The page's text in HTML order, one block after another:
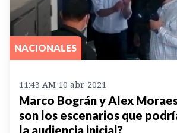
NACIONALES
11:43 AM 10 abr. 2021
Marco Bográn y Alex
son los escenarios que